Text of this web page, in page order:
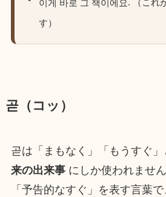
이게 바로 그 책이에요. （これがまさにその本で
す）
곧（コッ）
곧は「まもなく」「もうすぐ」
来の出来事にしか使われません
「予告的なすぐ」を表す言葉